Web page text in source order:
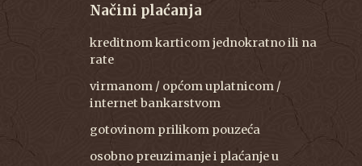
Načini plaćanja
kreditnom karticom jednokratno ili na
rate
virmanom / općom uplatnicom /
internet bankarstvom
gotovinom prilikom pouzeća
osobno preuzimanje i plaćanje u